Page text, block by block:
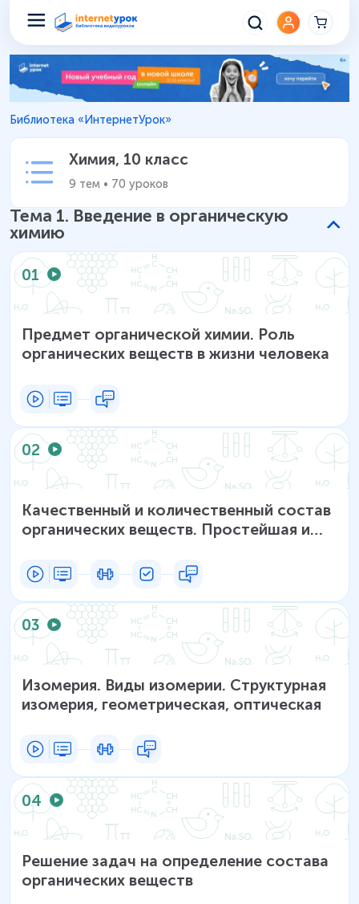
Химия 10 класс – Уроки
Библиотека «ИнтернетУрок»
Химия, 10 класс
9 тем • 70 уроков
Тема 1. Введение в органическую
химию
01
Предмет органической химии. Роль
органических веществ в жизни человека
02
Качественный и количественный состав
органических веществ. Простейшая и
03
Изомерия. Виды изомерии. Структурная
изомерия, геометрическая, оптическая
04
Решение задач на определение состава
органических веществ